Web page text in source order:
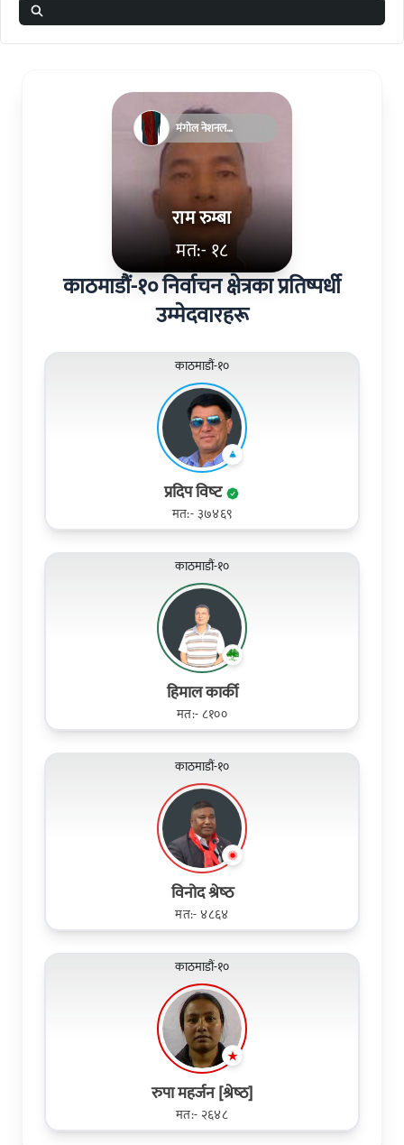
राम रुम्बा
मत:- १८
मंगोल नेशनल
अर्गनाइजेसन
काठमाडौं-१० निर्वाचन क्षेत्रका प्रतिष्पर्धी
उम्मेदवारहरू
काठमाडौं-१०
प्रदिप विष्‍ट
मत:- ३७४६९
काठमाडौं-१०
हिमाल कार्की
मत:- ८१००
काठमाडौं-१०
विनोद श्रेष्‍ठ
मत:- ४८६४
काठमाडौं-१०
रुपा महर्जन [श्रेष्‍ठ]
मत:- २६४८